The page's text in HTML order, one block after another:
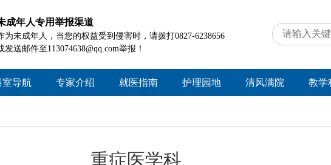
成年人专用举报渠道
为未成年人，当您的权益受到侵害时，请拨打0827-6238656
发送邮件至113074638@qq.com举报！
室导航
义院区
专家介绍 就医指南
门诊时间
患者就医查询
护理园地
护理资讯
清风满院
好人好事
教学
学术
重症医学科